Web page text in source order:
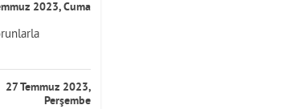
2023, Cuma
27 Temmuz 2023,
Perşembe